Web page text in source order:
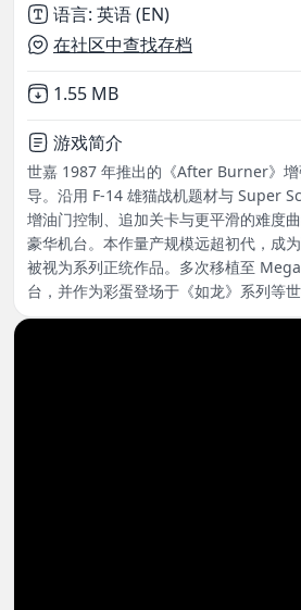
语言: 英语 (EN)
在社区中查找存档
Not downloaded
1.55 MB
游戏简介
世嘉 1987 年推出的《After Burner》
导。沿用 F-14 雄猫战机题材与 Super
增油门控制、追加关卡与更平滑的难度
豪华机台。本作量产规模远超初代，成
被视为系列正统作品。多次移植至
台，并作为彩蛋登场于《如龙》系列等世